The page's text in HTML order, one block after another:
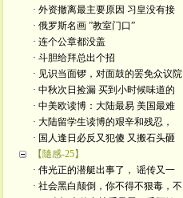
· 外资撤离最主要原因 习皇没有接
· 俄罗斯名画 ”教室门口”
· 连个公章都没盖
· 斗胆给拜总出个招
· 见识当面锣，对面鼓的罢免众议院
· 中秋次日捡漏 买到小时候味道的
· 中美欧读博：大陆最易 美国最难
· 大陆留学生读博的艰辛和残忍，
· 国人逢日必反又犯傻 又搬石头砸
【隨感-25】
· 伟光正的潜艇出事了， 谣传又一
· 社会黑白颠倒，你不得不狠毒，不